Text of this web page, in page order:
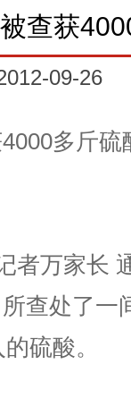
查获
09-26
多斤硫
万家长
查处了一
硫酸。